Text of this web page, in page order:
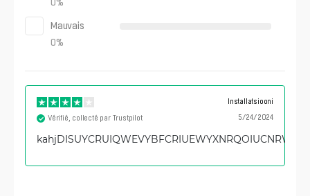
Mauvais
0%
Installatsiooni
5/24/2024
Vérifié, collecté par Trustpilot